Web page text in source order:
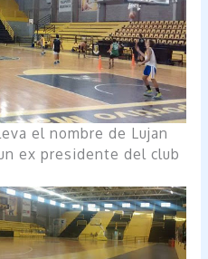
el nombre de Lujan
ex presidente del club